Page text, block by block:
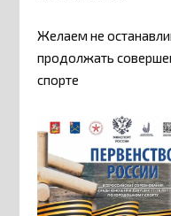
Желаем не
продолжать
спорте